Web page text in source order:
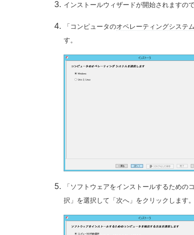
インストールウィザードが開始されますの
「コンピュータのオペレーティングシステム
す。
「ソフトウェアをインストールするため
択」を選択して「次へ」をクリックします。